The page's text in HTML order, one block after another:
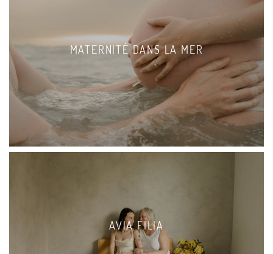
MATERNITÉ DANS LA MER
AVIA FILIA